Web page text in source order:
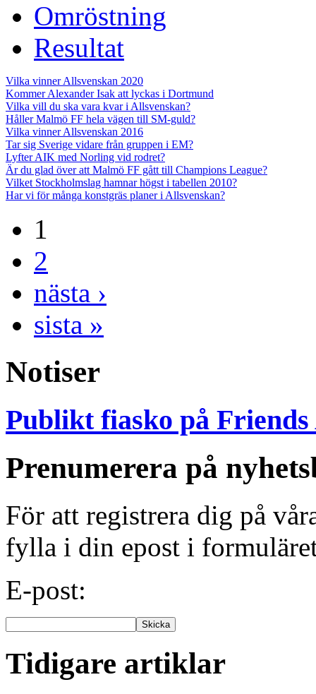
Omröstning
Resultat
Vilka vinner Allsvenskan 2020
Kommer Alexander Isak att lyckas i Dortmund
Vilka vill du ska vara kvar i Allsvenskan?
Håller Malmö FF hela vägen till SM-guld?
Vilka vinner Allsvenskan 2016
Tar sig Sverige vidare från gruppen i EM?
Lyfter AIK med Norling vid rodret?
Är du glad över att Malmö FF gått till Champions League?
Vilket Stockholmslag hamnar högst i tabellen 2010?
Har vi för många konstgräs planer i Allsvenskan?
1
2
nästa ›
sista »
Notiser
Publikt fiasko på Friends
Prenumerera på
För att registrera dig på
fylla i din epost i
E-post:
Tidigare artiklar